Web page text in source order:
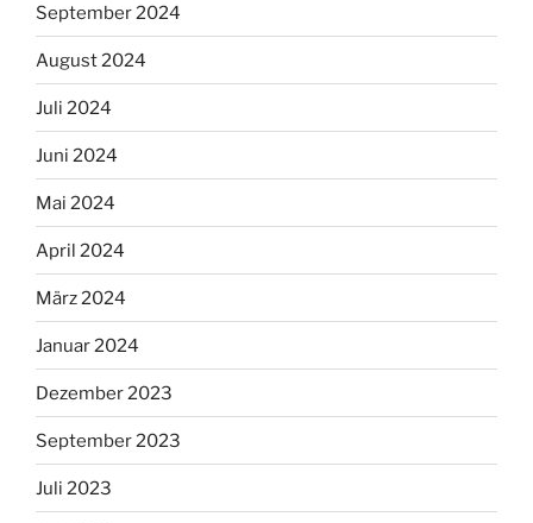
September 2024
August 2024
Juli 2024
Juni 2024
Mai 2024
April 2024
März 2024
Januar 2024
Dezember 2023
September 2023
Juli 2023